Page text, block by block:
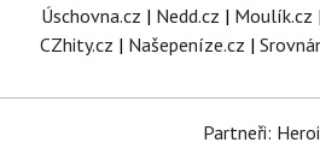
Úschovna.cz | Nedd.cz | Moulík.cz |
CZhity.cz | Našepeníze.cz |
Partneři: